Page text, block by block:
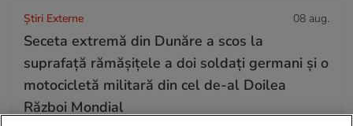
Știri Externe 08 aug.
Seceta extremă din Dunăre a scos la
suprafață rămășițele a doi soldați germani și o
motocicletă militară din cel de-al Doilea
Război Mondial